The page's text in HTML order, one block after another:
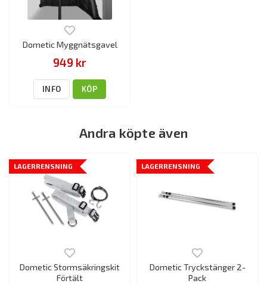
Dometic Myggnätsgavel
949 kr
INFO KÖP
Andra köpte även
LAGERRENSNING
Dometic Stormsäkringskit
Förtält
LAGERRENSNING
Dometic Tryckstänger 2-
Pack